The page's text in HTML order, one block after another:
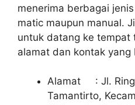
menerima berbagai
matic maupun manual.
untuk datang ke
alamat dan kontak yang
Alamat : Jl.
Tamantirto,